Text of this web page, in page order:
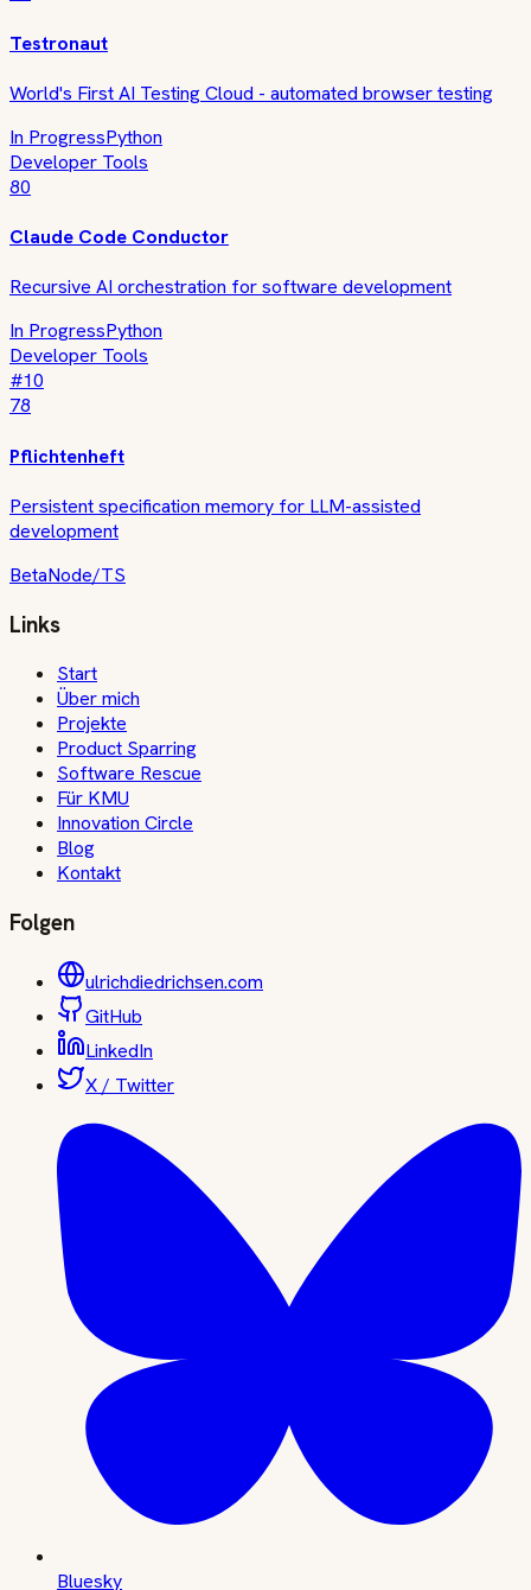
Testronaut
World's First AI Testing Cloud - automated browser testing
In ProgressPython
Developer Tools
80
Claude Code Conductor
Recursive AI orchestration for software development
In ProgressPython
Developer Tools
#10
78
Pflichtenheft
Persistent specification memory for LLM-assisted
development
BetaNode/TS
Links
Start
Über mich
Projekte
Product Sparring
Software Rescue
Für KMU
Innovation Circle
Blog
Kontakt
Folgen
ulrichdiedrichsen.com
GitHub
LinkedIn
X / Twitter
Bluesky